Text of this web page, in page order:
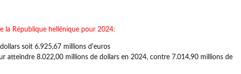
la République hellénique pour 2024:
soit 6.925,67 millions d'euros
atteindre 8.022,00 millions de dollars en 2024, contre 7.014,90 millions de